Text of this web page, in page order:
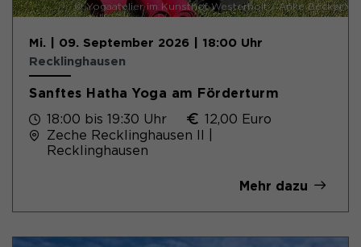
© Yogaatelier im Kunsthof Westerholt / Anke Becker
Mi. | 09. September 2026 | 18:00 Uhr
Recklinghausen
Sanftes Hatha Yoga am Förderturm
18:00 bis 19:30 Uhr
12,00 Euro
Zeche Recklinghausen II |
Recklinghausen
Mehr dazu